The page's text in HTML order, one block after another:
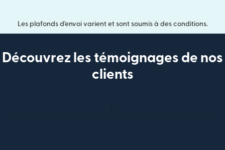
Les plafonds d'envoi varient et sont soumis à des conditions.
Découvrez les témoignages de nos
clients